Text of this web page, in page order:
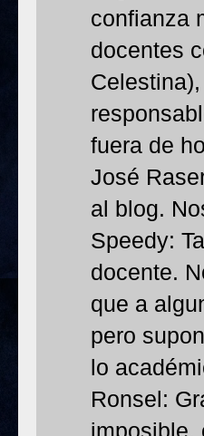
confianza
docentes
fuera de
José
al blog.
Speedy:
docente.
que a
pero
lo
Ronsel:
imposible,